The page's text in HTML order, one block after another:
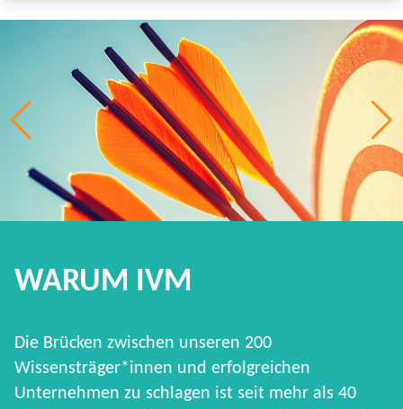
WARUM IVM
Die Brücken zwischen unseren 200
Wissensträger*innen und erfolgreichen
Unternehmen zu schlagen ist seit mehr als 40